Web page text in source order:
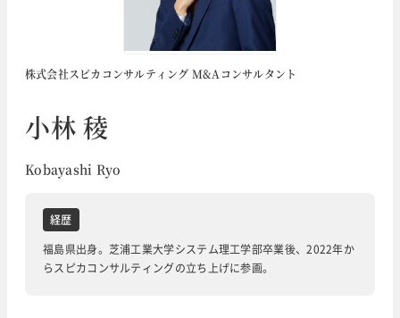
株式会社スピカコンサルティング M&Aコンサルタント
小林 稜
Kobayashi Ryo
経歴
福島県出身。芝浦工業大学システム理工学部卒業後、2022年か
らスピカコンサルティングの立ち上げに参画。